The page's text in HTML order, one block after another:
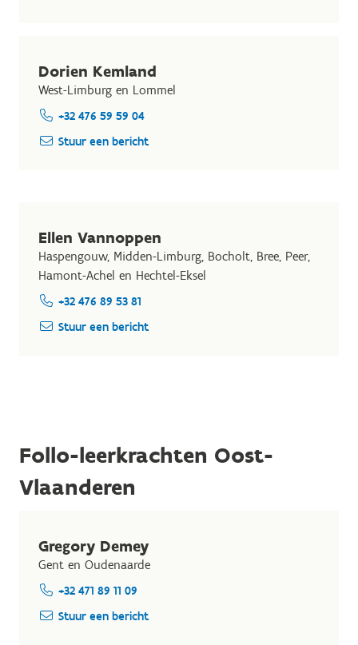
Dorien Kemland
West-Limburg en Lommel
+32 476 59 59 04
Stuur een bericht
Ellen Vannoppen
Haspengouw, Midden-Limburg, Bocholt, Bree, Peer,
Hamont-Achel en Hechtel-Eksel
+32 476 89 53 81
Stuur een bericht
Follo-leerkrachten Oost-
Vlaanderen
Gregory Demey
Gent en Oudenaarde
+32 471 89 11 09
Stuur een bericht